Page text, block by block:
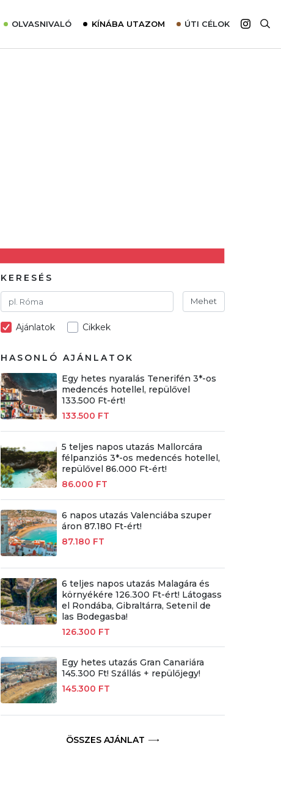
OLVASNIVALÓ KÍNÁBA UTAZOM ÚTI CÉLOK
KERESÉS
Mehet
Ajánlatok Cikkek
HASONLÓ AJÁNLATOK
Egy hetes nyaralás Tenerifén 3*-os
medencés hotellel, repülővel
133.500 Ft-ért!
133.500 FT
5 teljes napos utazás Mallorcára
félpanziós 3*-os medencés hotellel,
repülővel 86.000 Ft-ért!
86.000 FT
6 napos utazás Valenciába szuper
áron 87.180 Ft-ért!
87.180 FT
6 teljes napos utazás Malagára és
környékére 126.300 Ft-ért! Látogass
el Rondába, Gibraltárra, Setenil de
las Bodegasba!
126.300 FT
Egy hetes utazás Gran Canariára
145.300 Ft! Szállás + repülőjegy!
145.300 FT
ÖSSZES AJÁNLAT